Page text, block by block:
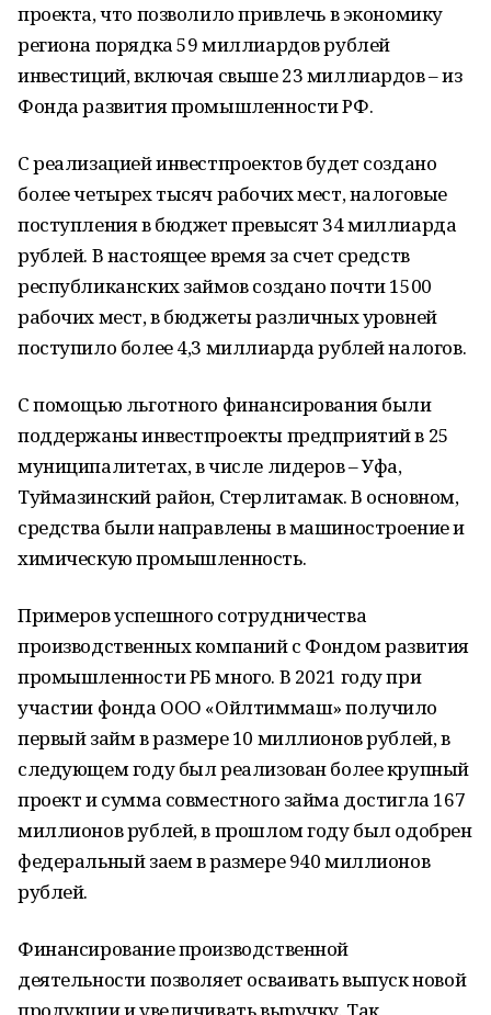
проекта, что позволило привлечь в экономику
региона порядка 59 миллиардов рублей
инвестиций, включая свыше 23 миллиардов – из
Фонда развития промышленности РФ.
С реализацией инвестпроектов будет создано
более четырех тысяч рабочих мест, налоговые
поступления в бюджет превысят 34 миллиарда
рублей. В настоящее время за счет средств
республиканских займов создано почти 1500
рабочих мест, в бюджеты различных уровней
поступило более 4,3 миллиарда рублей налогов.
С помощью льготного финансирования были
поддержаны инвестпроекты предприятий в 25
муниципалитетах, в числе лидеров – Уфа,
Туймазинский район, Стерлитамак. В основном,
средства были направлены в машиностроение и
химическую промышленность.
Примеров успешного сотрудничества
производственных компаний с Фондом развития
промышленности РБ много. В 2021 году при
участии фонда ООО «Ойлтиммаш» получило
первый займ в размере 10 миллионов рублей, в
следующем году был реализован более крупный
проект и сумма совместного займа достигла 167
миллионов рублей, в прошлом году был одобрен
федеральный заем в размере 940 миллионов
рублей.
Финансирование производственной
деятельности позволяет осваивать выпуск новой